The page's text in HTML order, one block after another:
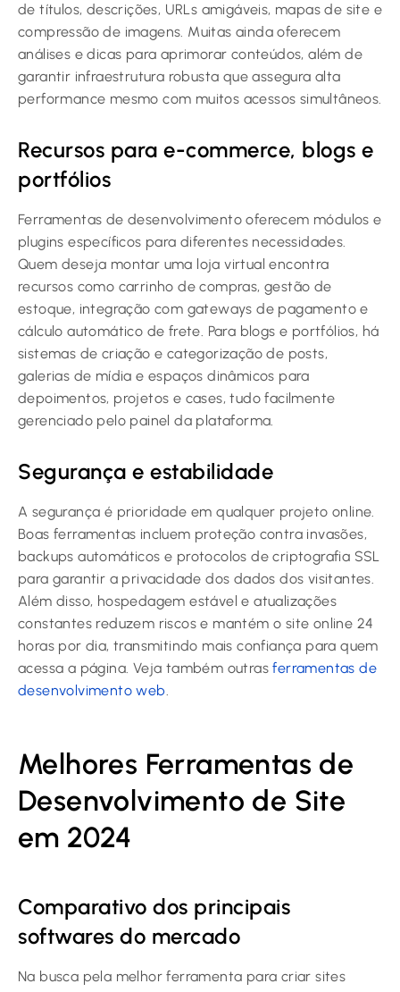
de títulos, descrições, URLs amigáveis, mapas de site e
compressão de imagens. Muitas ainda oferecem
análises e dicas para aprimorar conteúdos, além de
garantir infraestrutura robusta que assegura alta
performance mesmo com muitos acessos simultâneos.
Recursos para e-commerce, blogs e
portfólios
Ferramentas de desenvolvimento oferecem módulos e
plugins específicos para diferentes necessidades.
Quem deseja montar uma loja virtual encontra
recursos como carrinho de compras, gestão de
estoque, integração com gateways de pagamento e
cálculo automático de frete. Para blogs e portfólios, há
sistemas de criação e categorização de posts,
galerias de mídia e espaços dinâmicos para
depoimentos, projetos e cases, tudo facilmente
gerenciado pelo painel da plataforma.
Segurança e estabilidade
A segurança é prioridade em qualquer projeto online.
Boas ferramentas incluem proteção contra invasões,
backups automáticos e protocolos de criptografia SSL
para garantir a privacidade dos dados dos visitantes.
Além disso, hospedagem estável e atualizações
constantes reduzem riscos e mantém o site online 24
horas por dia, transmitindo mais confiança para quem
acessa a página. Veja também outrasferramentas de
desenvolvimento web
Melhores Ferramentas de
Desenvolvimento de Site
em 2024
Comparativo dos principais
softwares do mercado
Na busca pela melhor ferramenta para criar sites